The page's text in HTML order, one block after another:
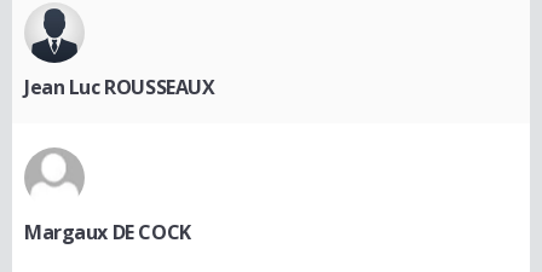
Jean Luc ROUSSEAUX
Margaux DE COCK